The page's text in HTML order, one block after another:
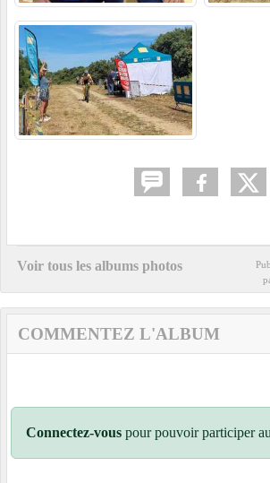
Voir tous les albums photos
COMMENTEZ L'ALBUM
Connectez-vous pour pouvoir participer